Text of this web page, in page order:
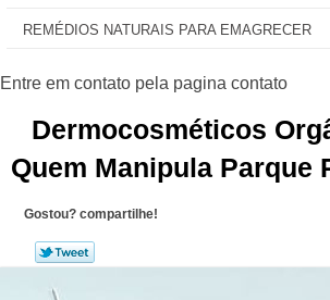
REMÉDIOS NATURAIS PARA EMAGRECER
Dermocosméticos
Quem Manipula Parque
Gostou? compartilhe!